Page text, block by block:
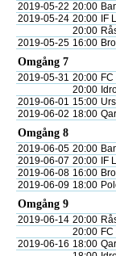
2019-05-22 20:00
2019-05-24 20:00 IF
20:00
2019-05-25 16:00
Omgång 7
2019-05-31 20:00
20:00
2019-06-01 15:00
2019-06-02 18:00
Omgång 8
2019-06-05 20:00
2019-06-07 20:00 IF
2019-06-08 16:00
2019-06-09 18:00
Omgång 9
2019-06-14 20:00
20:00
2019-06-16 18:00